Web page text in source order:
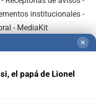
institucionales-
- MediaKit
✕
el papá de Lionel